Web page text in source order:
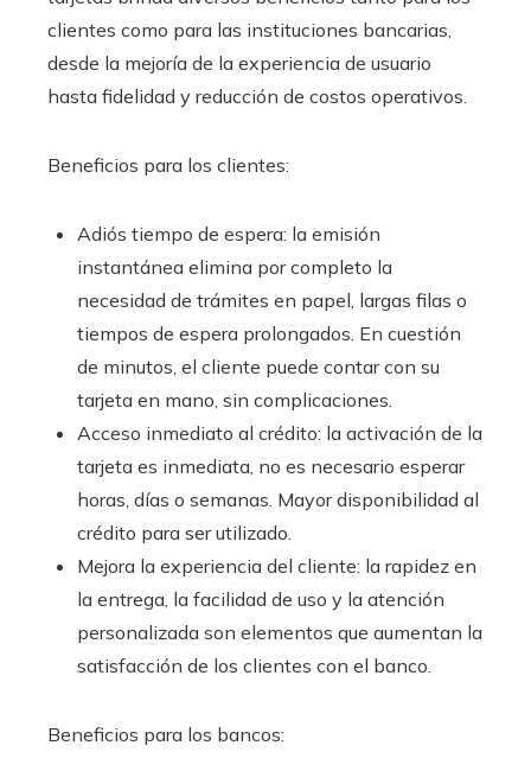
clientes como para las instituciones bancarias,
desde la mejoría de la experiencia de usuario
hasta fidelidad y reducción de costos operativos.
Beneficios para los clientes:
Adiós tiempo de espera: la emisión
instantánea elimina por completo la
necesidad de trámites en papel, largas filas o
tiempos de espera prolongados. En cuestión
de minutos, el cliente puede contar con su
tarjeta en mano, sin complicaciones.
Acceso inmediato al crédito: la activación de la
tarjeta es inmediata, no es necesario esperar
horas, días o semanas. Mayor disponibilidad al
crédito para ser utilizado.
Mejora la experiencia del cliente: la rapidez en
la entrega, la facilidad de uso y la atención
personalizada son elementos que aumentan la
satisfacción de los clientes con el banco.
Beneficios para los bancos: